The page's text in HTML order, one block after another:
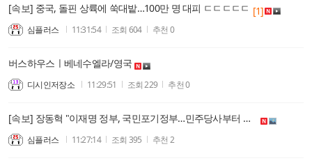
[속보] 중국, 돌핀 상륙에 쑥대밭…100만 명 대피 ㄷㄷㄷㄷㄷ [1]
심플러스 11:31:54 조회 604 추천 0
버스하우스ㅣ베네수엘라/영국
디시인저장소 11:29:51 조회229 추천0
[속보] 장동혁 "이재명 정부, 국민포기정부…민주당사부터 폐버스로 옮겨라"ㄷㄷㄷㄷㄷ
심플러스 11:27:14 조회 395 추천 2